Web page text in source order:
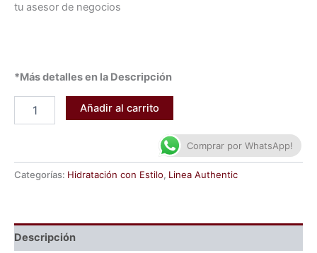
tu asesor de negocios
*Más detalles en la Descripción
Añadir al carrito
Comprar por WhatsApp!
Categorías: Hidratación con Estilo, Linea Authentic
Descripción